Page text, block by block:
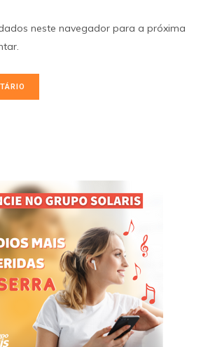
neste navegador para a próxima